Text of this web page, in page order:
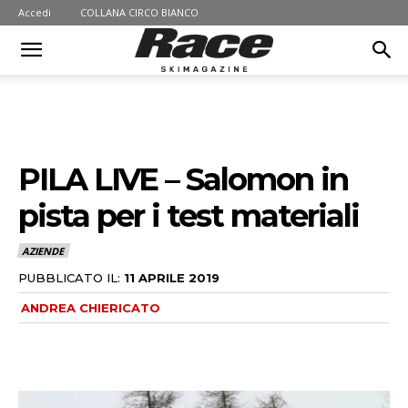
Accedi COLLANA CIRCO BIANCO
PILA LIVE – Salomon in
pista per i test materiali
AZIENDE
PUBBLICATO IL: 11 APRILE 2019
ANDREA CHIERICATO